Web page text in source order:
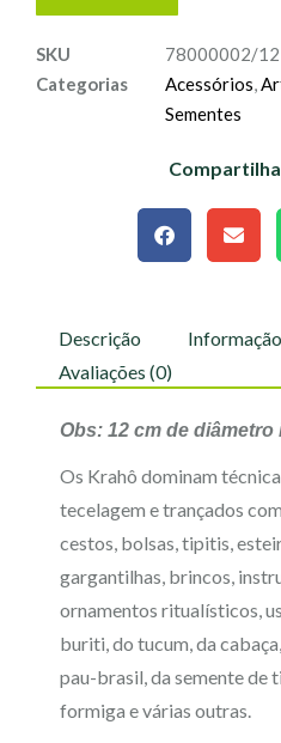
SKU
78000002/12
Categorias
Acessórios,
Sementes
Descrição
Avaliações (0)
Obs: 12 cm de diâmetro
Os Krahô dominam
tecelagem e trançados
cestos, bolsas, tipitis,
gargantilhas, brincos,
ornamentos ritualísticos,
buriti, do tucum, da
pau-brasil, da semente de
formiga e várias outras.